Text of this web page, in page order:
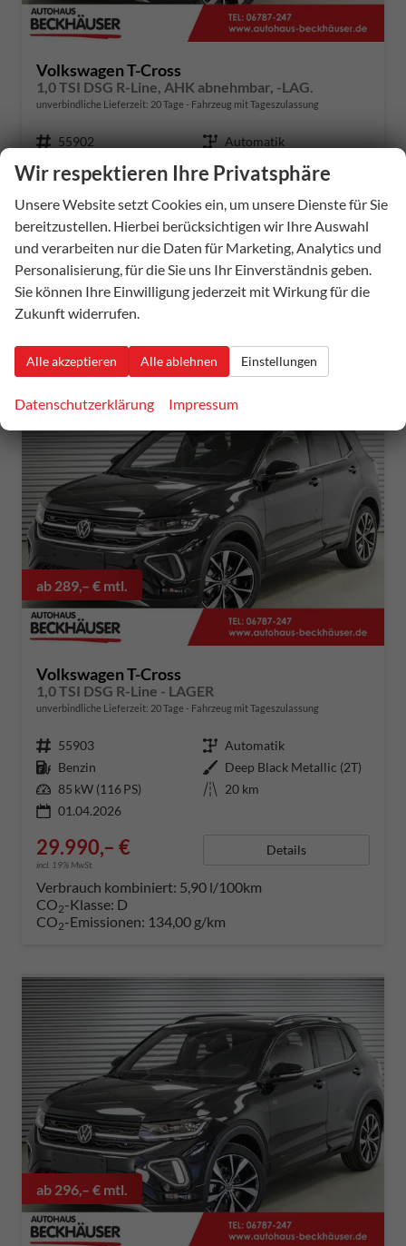
Volkswagen T-Cross
1,0 TSI DSG R-Line, AHK abnehmbar, -LAG.
unverbindliche Lieferzeit: 20 Tage Fahrzeug mit Tageszulassung
Fahrzeugnummer 55902 Getriebe Automatik
Außenfarbe
Deep Black Metallic (2T)
Leistung
85 kW (116 PS) Kilometerstand 20 km
01.05.2026
29.990,– € Details
Verbrauch kombiniert:
5,90 l/100km
CO -Klasse: D
CO 2-Emissionen:
ab 289,– € mtl.
Volkswagen T-Cross
1,0 TSI DSG R-Line - LAGER
unverbindliche Lieferzeit: 20 Tage Fahrzeug mit Tageszulassung
Fahrzeugnummer 55903 Getriebe Automatik
Kraftstoff Benzin Außenfarbe Deep Black Metallic (2T)
Leistung 85 kW (116 PS) Kilometerstand 20 km
01.04.2026
29.990,– €
incl. 19% MwSt.
Details
Verbrauch kombiniert: 5,90 l/100km
CO2-Klasse: D
CO2-Emissionen: 134,00 g/km
ab 296,– € mtl.
Wir respektieren Ihre Privatsphäre
Unsere Website setzt Cookies ein, um unsere Dienste für Sie
bereitzustellen. Hierbei berücksichtigen wir Ihre Auswahl
und verarbeiten nur die Daten für Marketing, Analytics und
Personalisierung, für die Sie uns Ihr Einverständnis geben.
Sie können Ihre Einwilligung jederzeit mit Wirkung für die
Zukunft widerrufen.
Alle akzeptieren Alle ablehnen Einstellungen
Datenschutzerklärung Impressum